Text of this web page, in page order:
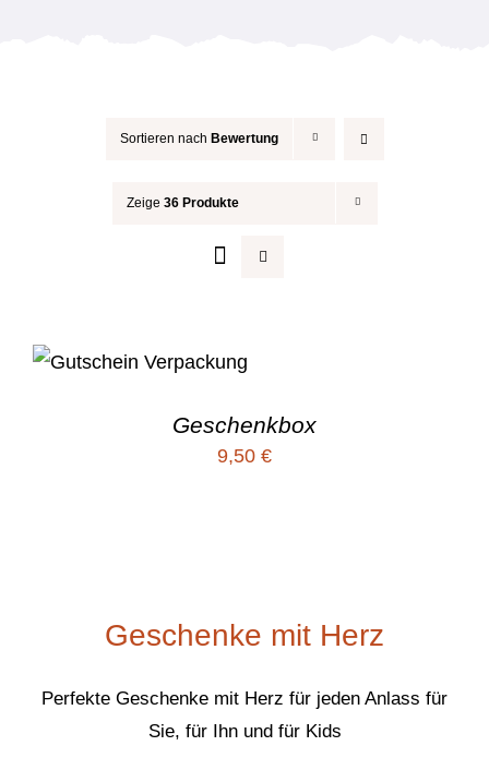
Sortieren nach Bewertung
Zeige 36 Produkte
Geschenkbox
9,50 €
Geschenke mit Herz
Perfekte Geschenke mit Herz für jeden Anlass für
Sie, für Ihn und für Kids